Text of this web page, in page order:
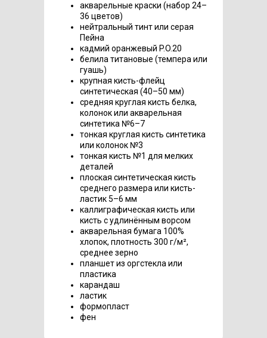
акварельные краски (набор 24–
36 цветов)
нейтральный тинт или серая
Пейна
кадмий оранжевый P.O.20
белила титановые (темпера или
гуашь)
крупная кисть-флейц
синтетическая (40–50 мм)
средняя круглая кисть белка,
колонок или акварельная
синтетика №6–7
тонкая круглая кисть синтетика
или колонок №3
тонкая кисть №1 для мелких
деталей
плоская синтетическая кисть
среднего размера или кисть-
ластик 5–6 мм
каллиграфическая кисть или
кисть с удлинённым ворсом
акварельная бумага 100%
хлопок, плотность 300 г/м²,
среднее зерно
планшет из оргстекла или
пластика
карандаш
ластик
формопласт
фен